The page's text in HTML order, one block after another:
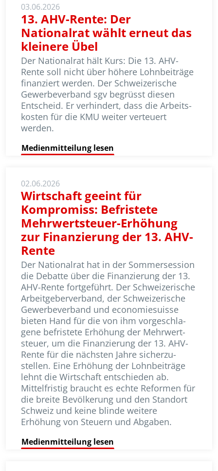
03.06.2026
13. AHV-Rente: Der
Nationalrat wählt erneut das
kleinere Übel
Der Nationalrat hält Kurs: Die 13. AHV-
Rente soll nicht über höhere Lohnbeiträge
finanziert werden. Der Schweizerische
Gewerbeverband sgv begrüsst diesen
Entscheid. Er verhindert, dass die Arbeits­
kosten für die KMU weiter verteuert
werden.
Medienmitteilung lesen
02.06.2026
Wirtschaft geeint für
Kompromiss: Befristete
Mehrwertsteuer-Erhöhung
zur Finanzierung der 13. AHV-
Rente
Der Nationalrat hat in der Sommersession
die Debatte über die Finanzierung der 13.
AHV-Rente fortgeführt. Der Schweizerische
Arbeitgeberverband, der Schweizerische
Gewerbeverband und economiesuisse
bieten Hand für die von ihm vor­ge­schla­
gene befristete Erhöhung der Mehr­wert­
steuer, um die Finanzierung der 13. AHV-
Rente für die nächsten Jahre sicher­zu­
stellen. Eine Erhöhung der Lohnbeiträge
lehnt die Wirtschaft entschieden ab.
Mittelfristig braucht es echte Reformen für
die breite Bevölkerung und den Standort
Schweiz und keine blinde weitere
Erhöhung von Steuern und Abgaben.
Medienmitteilung lesen